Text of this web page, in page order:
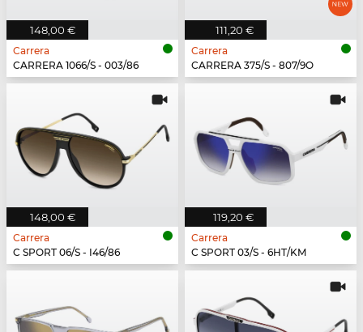
148,00 €
Carrera
CARRERA 1066/S - 003/86
111,20 €
Carrera
CARRERA 375/S - 807/9O
148,00 €
Carrera
C SPORT 06/S - I46/86
119,20 €
Carrera
C SPORT 03/S - 6HT/KM